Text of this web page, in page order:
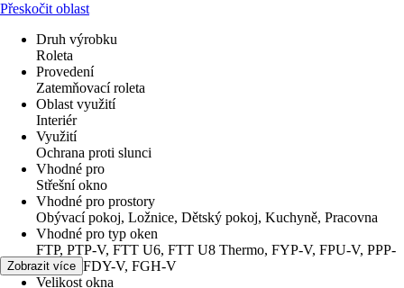
Přeskočit oblast
Druh výrobku
Roleta
Provedení
Zatemňovací roleta
Oblast využití
Interiér
Využití
Ochrana proti slunci
Vhodné pro
Střešní okno
Vhodné pro prostory
Obývací pokoj, Ložnice, Dětský pokoj, Kuchyně, Pracovna
Vhodné pro typ oken
FTP, PTP-V, FTT U6, FTT U8 Thermo, FYP-V, FPU-V, PPP-
V, PTP, FDY-V, FGH-V
Velikost okna
Zobrazit více